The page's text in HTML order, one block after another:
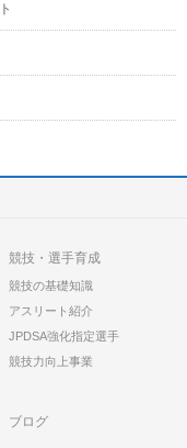
競技・選手育成
競技の基礎知識
アスリート紹介
JPDSA強化指定選手
競技力向上事業
ブログ